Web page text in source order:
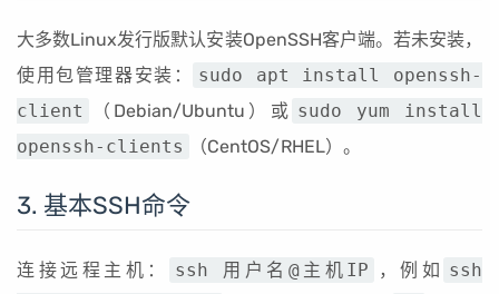
大多数Linux发行版默认安装OpenSSH客户端。若未安装，
使用包管理器安装：
sudo apt install openssh-
client
（Debian/Ubuntu）或 sudo yum install
openssh-clients
（CentOS/RHEL）。
3. 基本SSH命令
连接远程主机： ssh 用户名@主机IP ，例如 ssh